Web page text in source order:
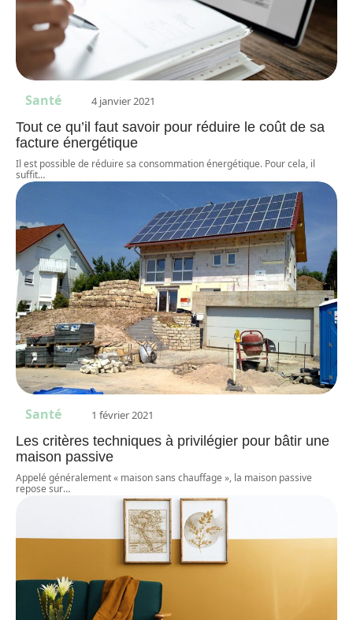
Santé 4 janvier 2021
Tout ce qu’il faut savoir pour réduire le coût de sa
facture énergétique
Il est possible de réduire sa consommation énergétique. Pour cela, il
suffit…
Santé 1 février 2021
Les critères techniques à privilégier pour bâtir une
maison passive
Appelé généralement « maison sans chauffage », la maison passive
repose sur…